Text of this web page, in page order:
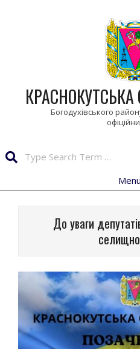
Богодухівського
Navigation
Menu
До уваги